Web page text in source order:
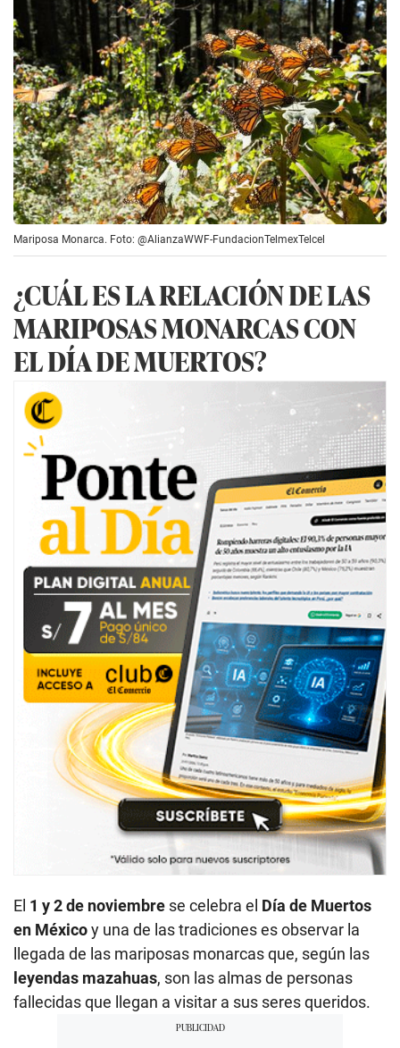
Mariposa Monarca. Foto: @AlianzaWWF-FundacionTelmexTelcel
¿CUÁL ES LA RELACIÓN DE LAS
MARIPOSAS MONARCAS CON
EL DÍA DE MUERTOS?
El 1 y 2 de noviembre se celebra el Día de Muertos
en Méxicoy una de las tradiciones es observar la
llegada de las mariposas monarcas que, según las
leyendas mazahuas, son las almas de personas
fallecidas que llegan a visitar a sus seres queridos.